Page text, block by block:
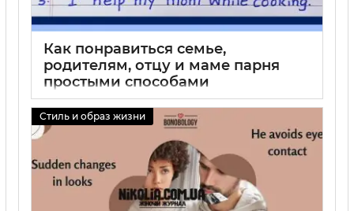
Как понравиться семье,
родителям, отцу и маме парня
простыми способами
Стиль и образ жизни